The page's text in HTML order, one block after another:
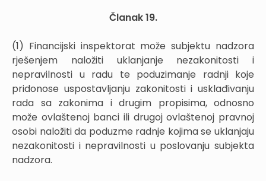
Članak 19.
(1) Financijski inspektorat može subjektu nadzora
rješenjem naložiti uklanjanje nezakonitosti i
nepravilnosti u radu te poduzimanje radnji koje
pridonose uspostavljanju zakonitosti i usklađivanju
rada sa zakonima i drugim propisima, odnosno
može ovlaštenoj banci ili drugoj ovlaštenoj pravnoj
osobi naložiti da poduzme radnje kojima se uklanjaju
nezakonitosti i nepravilnosti u poslovanju subjekta
nadzora.